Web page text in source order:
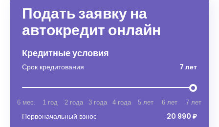
Подать заявку на
автокредит онлайн
Кредитные условия
Срок кредитования 7 лет
6 мес. 1 год 2 года 3 года 4 года 5 лет 6 лет 7 лет
Первоначальный взнос 20 990 ₽